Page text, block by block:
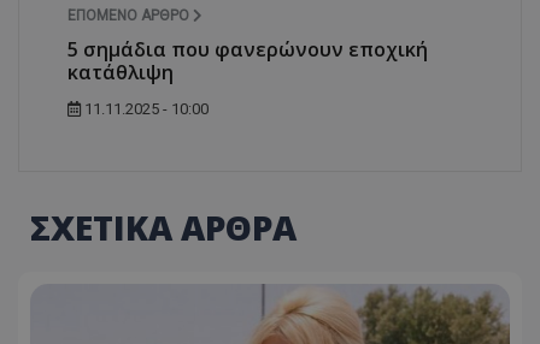
ΕΠΌΜΕΝΟ ΆΡΘΡΟ
5 σημάδια που φανερώνουν εποχική
κατάθλιψη
11.11.2025 - 10:00
ΣΧΕΤΙΚΑ ΑΡΘΡΑ